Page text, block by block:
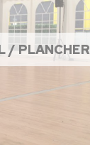
/ PLANCHER